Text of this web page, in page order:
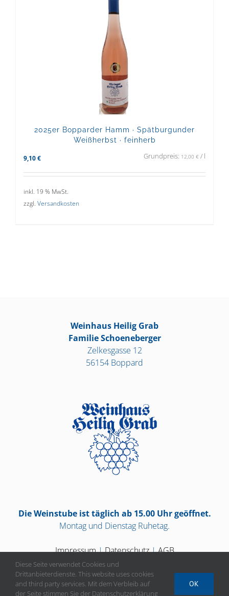
2025er Bopparder Hamm · Spätburgunder
Weißherbst · feinherb
9,10 € Grundpreis: 12,00 € / l
inkl. 19 % MwSt.
zzgl. Versandkosten
Weinhaus Heilig Grab
Familie Schoeneberger
Zelkesgasse 12
56154 Boppard
Die Weinstube ist täglich ab 15.00 Uhr geöffnet.
Montag und Dienstag Ruhetag.
Impressum|Datenschutz|AGB
Diese Seite verwendet Cookies und
Drittanbieterdienste. This website uses cookies
and third party services. Mit dem Verbleib auf
der Seite stimmen Sie der Datenschutzerklärung
OK